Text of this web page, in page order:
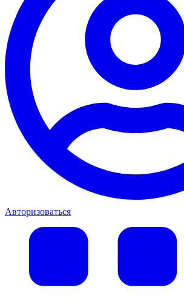
Авторизоваться